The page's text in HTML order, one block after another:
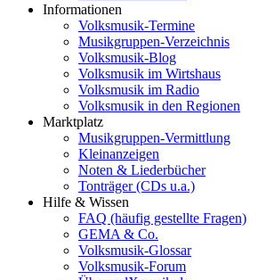
Informationen
Volksmusik-Termine
Musikgruppen-Verzeichnis
Volksmusik-Blog
Volksmusik im Wirtshaus
Volksmusik im Radio
Volksmusik in den Regionen
Marktplatz
Musikgruppen-Vermittlung
Kleinanzeigen
Noten & Liederbücher
Tonträger (CDs u.a.)
Hilfe & Wissen
FAQ (häufig gestellte Fragen)
GEMA & Co.
Volksmusik-Glossar
Volksmusik-Forum